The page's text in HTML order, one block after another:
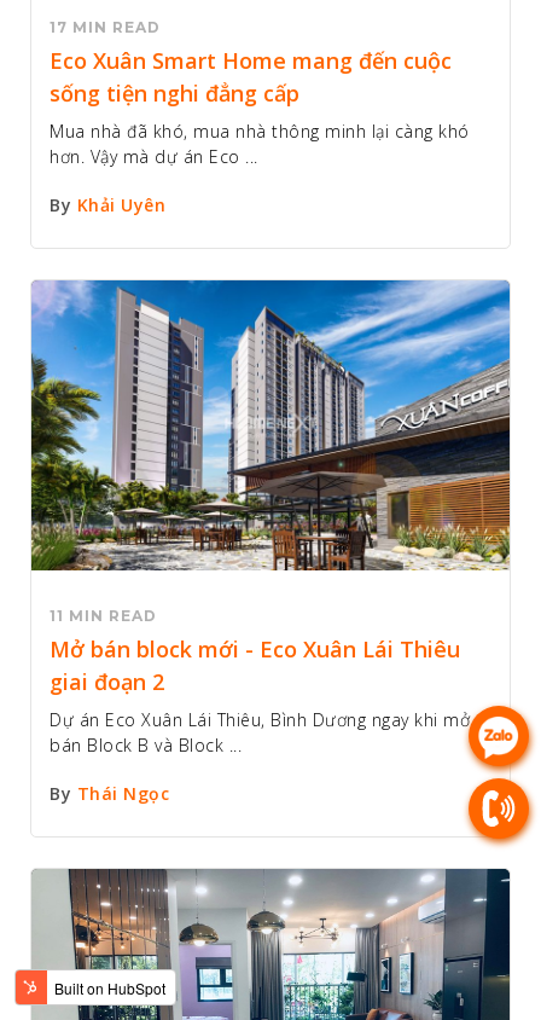
17 MIN READ
Eco Xuân Smart Home mang đến cuộc
sống tiện nghi đẳng cấp
Mua nhà đã khó, mua nhà thông minh lại càng khó
hơn. Vậy mà dự án Eco ...
By Khải Uyên
11 MIN READ
Mở bán block mới - Eco Xuân Lái Thiêu
giai đoạn 2
Dự án Eco Xuân Lái Thiêu, Bình Dương ngay khi mở
bán Block B và Block ...
By Thái Ngọc